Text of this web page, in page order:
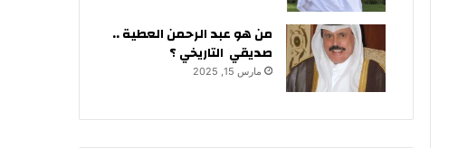
من هو عبد الرحمن العطية ..
صديقي التاريخي ؟
مارس 15, 2025